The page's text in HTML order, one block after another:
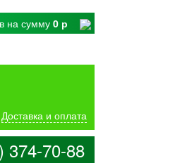
на сумму 0 р
Доставка и оплата
374-70-88